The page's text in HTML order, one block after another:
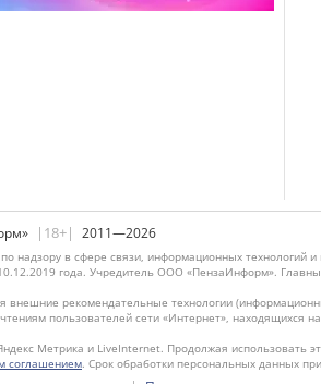
|18+| 2011—2026
надзору в сфере связи, информационных технологий
года. Учредитель ООО «ПензаИнформ».
рекомендательные технологии
пользователей сети «Интернет», находящихся
Метрика и LiveInternet. Продолжая использовать
соглашением. Срок обработки персональных данных